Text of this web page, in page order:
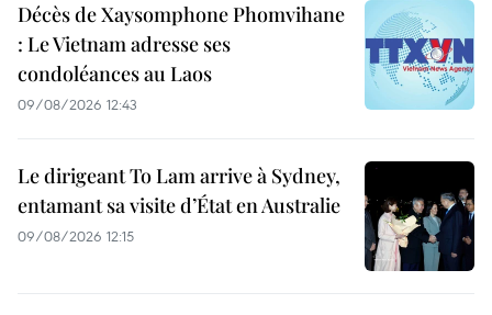
Décès de Xaysomphone Phomvihane
: Le Vietnam adresse ses
condoléances au Laos
09/08/2026 12:43
Le dirigeant To Lam arrive à Sydney,
entamant sa visite d’État en Australie
09/08/2026 12:15